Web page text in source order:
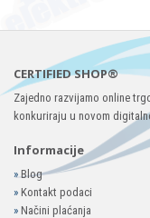
CERTIFIED SHOP®
Zajedno razvijamo online
konkuriraju u novom
Informacije
»Blog
» Kontakt podaci
» Načini plaćanja